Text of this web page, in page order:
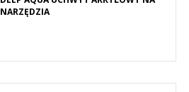
NARZĘDZIA